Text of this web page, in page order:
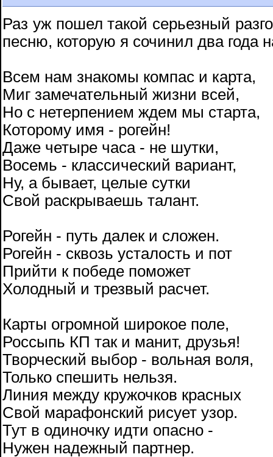
Раз уж пошел такой серьезный
песню, которую я сочинил два года
Всем нам знакомы компас и карта,
Миг замечательный жизни всей,
Но с нетерпением ждем мы старта,
Которому имя - рогейн!
Даже четыре часа - не шутки,
Восемь - классический вариант,
Ну, а бывает, целые сутки
Свой раскрываешь талант.
Рогейн - путь далек и сложен.
Рогейн - сквозь усталость и пот
Прийти к победе поможет
Холодный и трезвый расчет.
Карты огромной широкое поле,
Россыпь КП так и манит, друзья!
Творческий выбор - вольная воля,
Только спешить нельзя.
Линия между кружочков красных
Свой марафонский рисует узор.
Тут в одиночку идти опасно -
Нужен надежный партнер.